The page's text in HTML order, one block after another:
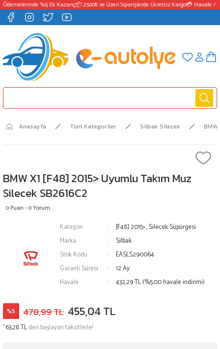
%5 Ek Kazanç📦 2500₺ ve Üzeri Siparişlerde Ücretsiz Kargo💳 Havale /
Anasayfa Tüm Kategoriler Silbak Silecek BMW
BMW X1 [F48] 2015> Uyumlu Takım Muz
Silecek SB2616C2
0 Puan - 0 Yorum
Kategori [F48] 2015>,Silecek Süpürgesi
Marka
Silbak
Stok Kodu
EASLS290064
Garanti Süresi
12 Ay
Havale
432,29 TL (%5,00 havale indirimi)
%5 478,99 TL 455,04 TL
*63,28 TLden başlayan taksitlerle!